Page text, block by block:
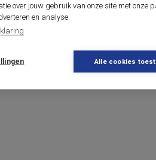
over jouw gebruik van onze site met onze
en analyse.
Alle cookies